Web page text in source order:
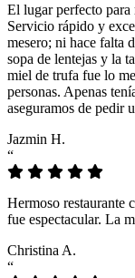
El lugar perfecto para
Servicio rápido y
mesero; ni hace falta
sopa de lentejas y la
miel de trufa fue lo
personas. Apenas
aseguramos de pedir
Jazmin H.
“
Hermoso restaurante
fue espectacular. La
Christina A.
“